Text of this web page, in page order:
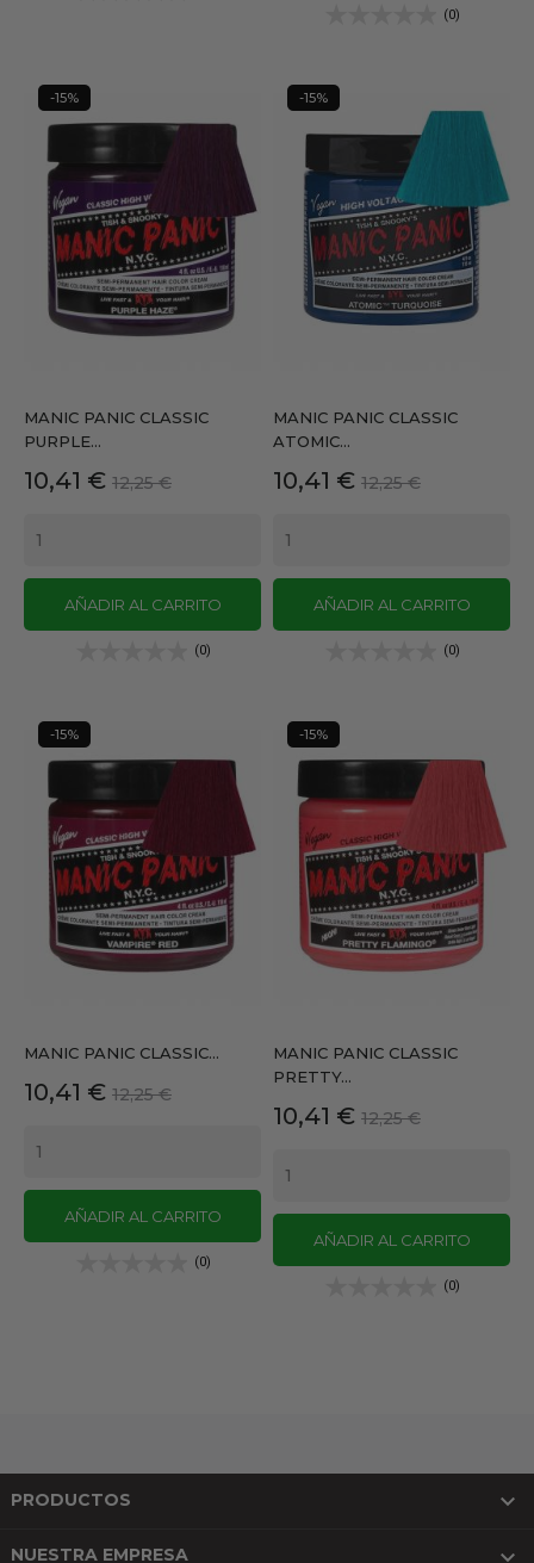
(0)
MANIC PANIC CLASSIC
PURPLE...
Precio
10,41 € Precio
12,25 €
AÑADIR AL CARRITO
(0)
-15%
MANIC PANIC CLASSIC
ATOMIC...
Precio
10,41 € Precio
12,25 €
AÑADIR AL CARRITO
(0)
-15%
MANIC PANIC CLASSIC...
Precio
10,41 € Precio
12,25 €
AÑADIR AL CARRITO
(0)
-15%
MANIC PANIC CLASSIC
PRETTY...
Precio
10,41 € Precio
12,25 €
AÑADIR AL CARRITO
(0)
-15%
PRODUCTOS 
NUESTRA EMPRESA